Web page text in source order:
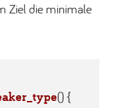
Ziel die minimale
() {